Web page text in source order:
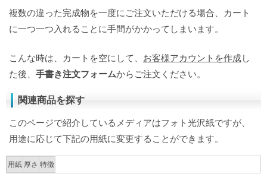
複数の違った完成物を一度にご注文いただける場合、カート
に一つ一つ入れることに手間がかかってしまいます。
こんな時は、カートを空にして、 お客様アカウントを作成し
た後、 手書き注文フォームからご注文ください。
関連商品を探す
このページで紹介しているメディアはフォト光沢紙ですが、
用途に応じて下記の用紙に変更することができます。
用紙 厚さ 特徴